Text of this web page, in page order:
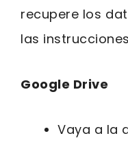
recupere los
las
Google Drive
Vaya a la